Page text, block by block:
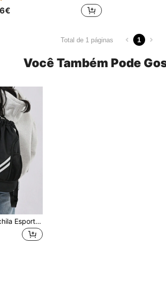
Total de 1 páginas 1
Você Também Pode
SEYATULLH Mochila Esportiva Com Fechamento Em Zíper E Cordão, Bolso De Malha, Grande Capacidade, Separação Úmida E Seca, Para Basquete, Yoga, Fitness E Atividades Ao Ar Livre, Bolsa De Ginástica, Bolsa De Esportes Para Treino, Bolsa De Fitness Para Homens, Mulheres, Meninas, Meninos, Acessórios De Ginástica